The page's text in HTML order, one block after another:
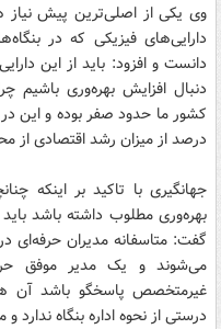
دارایی‌های فیزیکی که در
دانست و افزود: باید از این
دنبال افزایش بهره‌وری
درصد از میزان رشد اقتصادی از
جهانگیری با تاکید بر اینکه
بهره‌وری مطلوب داشته باشد
گفت: متاسفانه مدیران حرفه‌ای
می‌شوند و یک مدیر موفق
غیرمتخصص پاسخگو باشد آن
درستی از نحوه اداره بنگاه ندارد